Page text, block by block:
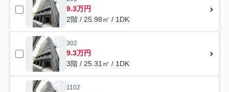
9.3万円
2階 / 25.98㎡ / 1DK
302
9.3万円
3階 / 25.31㎡ / 1DK
1102